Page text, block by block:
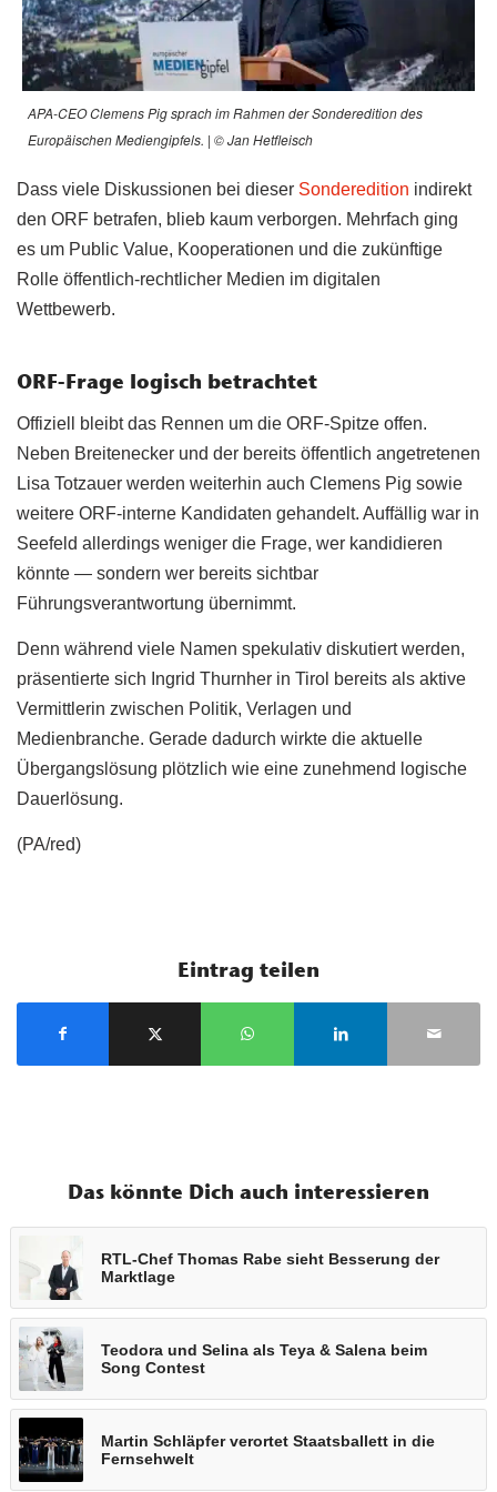
APA-CEO Clemens Pig sprach im Rahmen der Sonderedition des
Europäischen Mediengipfels. | © Jan Hetfleisch
Dass viele Diskussionen bei dieser Sonderedition indirekt
den ORF betrafen, blieb kaum verborgen. Mehrfach ging
es um Public Value, Kooperationen und die zukünftige
Rolle öffentlich-rechtlicher Medien im digitalen
Wettbewerb.
ORF-Frage logisch betrachtet
Offiziell bleibt das Rennen um die ORF-Spitze offen.
Neben Breitenecker und der bereits öffentlich angetretenen
Lisa Totzauer werden weiterhin auch Clemens Pig sowie
weitere ORF-interne Kandidaten gehandelt. Auffällig war in
Seefeld allerdings weniger die Frage, wer kandidieren
könnte — sondern wer bereits sichtbar
Führungsverantwortung übernimmt.
Denn während viele Namen spekulativ diskutiert werden,
präsentierte sich Ingrid Thurnher in Tirol bereits als aktive
Vermittlerin zwischen Politik, Verlagen und
Medienbranche. Gerade dadurch wirkte die aktuelle
Übergangslösung plötzlich wie eine zunehmend logische
Dauerlösung.
(PA/red)
Eintrag teilen
Das könnte Dich auch interessieren
RTL-Chef Thomas Rabe sieht Besserung der
Marktlage
Teodora und Selina als Teya & Salena beim
Song Contest
Martin Schläpfer verortet Staatsballett in die
Fernsehwelt